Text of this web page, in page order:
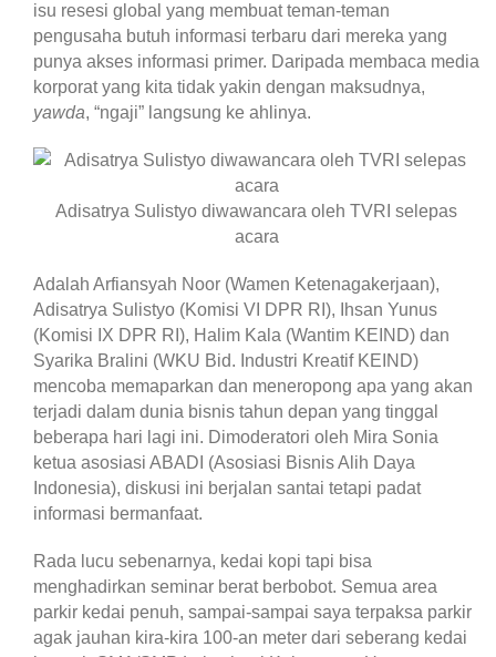
isu resesi global yang membuat teman-teman
pengusaha butuh informasi terbaru dari mereka yang
punya akses informasi primer. Daripada membaca media
korporat yang kita tidak yakin dengan maksudnya,
yawda, “ngaji” langsung ke ahlinya.
Adisatrya Sulistyo diwawancara oleh TVRI selepas
acara
Adalah Arfiansyah Noor (Wamen Ketenagakerjaan),
Adisatrya Sulistyo (Komisi VI DPR RI), Ihsan Yunus
(Komisi IX DPR RI), Halim Kala (Wantim KEIND) dan
Syarika Bralini (WKU Bid. Industri Kreatif KEIND)
mencoba memaparkan dan meneropong apa yang akan
terjadi dalam dunia bisnis tahun depan yang tinggal
beberapa hari lagi ini. Dimoderatori oleh Mira Sonia
ketua asosiasi ABADI (Asosiasi Bisnis Alih Daya
Indonesia), diskusi ini berjalan santai tetapi padat
informasi bermanfaat.
Rada lucu sebenarnya, kedai kopi tapi bisa
menghadirkan seminar berat berbobot. Semua area
parkir kedai penuh, sampai-sampai saya terpaksa parkir
agak jauhan kira-kira 100-an meter dari seberang kedai